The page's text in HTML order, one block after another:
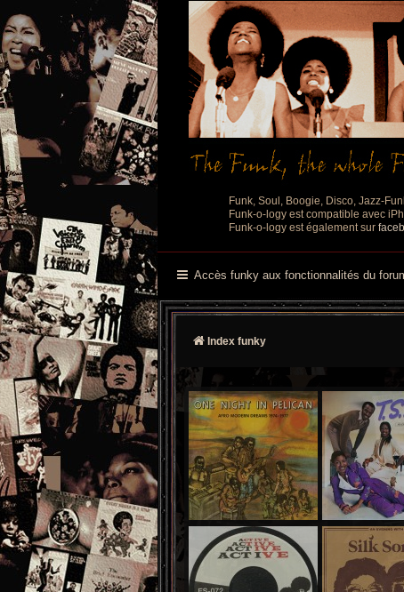
Funk, Soul, Boogie, Disco, Jazz-
Funk-o-logy est compatible avec
Funk-o-logy est également sur
Accès funky aux fonctionnalités du
Index funky